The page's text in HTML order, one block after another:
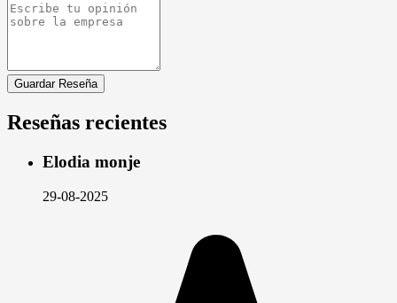
Guardar Reseña
Reseñas recientes
Elodia monje
29-08-2025